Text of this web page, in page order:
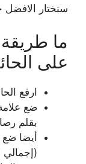
سنختار الافضل
ما
على
ارفع
ضع
بقلم
أيضا
(إجمالي